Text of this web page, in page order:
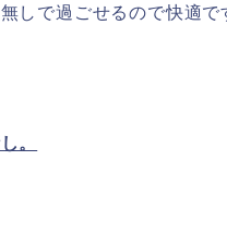
しで過ごせるので快適で
。